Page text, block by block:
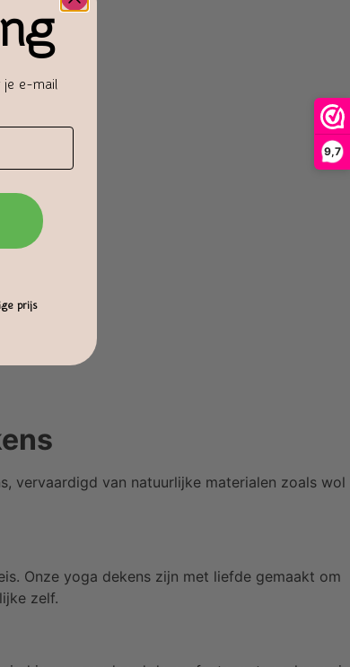
9,7
vervaardigd van natuurlijke materialen zoals wol
Onze yoga dekens zijn met liefde gemaakt om
zelf.
e-mail
prijs